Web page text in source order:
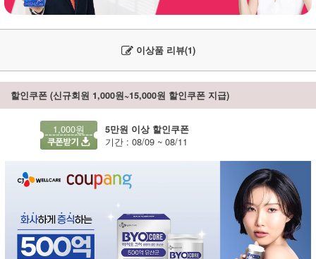
이상품 리뷰(1)
할인쿠폰 (신규회원 1,000원~15,000원 할인쿠폰 지급)
1,000원 5만원 이상 할인쿠폰
기간 : 08/09 ~ 08/11